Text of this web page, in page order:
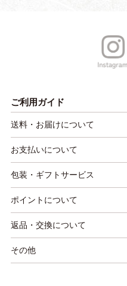
ご利用ガイド
送料・お届けについて
お支払いについて
包装・ギフトサービス
ポイントについて
返品・交換について
その他